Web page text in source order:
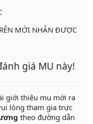
MỚI NHẬN ĐƯỢC
giá MU này!
giới thiệu mu mới ra
lòng tham gia trực
theo đường dẫn